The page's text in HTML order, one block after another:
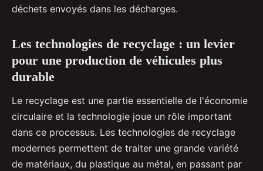
déchets envoyés dans les décharges.
Les technologies de recyclage : un levier
pour une production de véhicules plus
durable
Le recyclage est une partie essentielle de l'économie
circulaire et la technologie joue un rôle important
dans ce processus. Les technologies de recyclage
modernes permettent de traiter une grande variété
de matériaux, du plastique au métal, en passant par